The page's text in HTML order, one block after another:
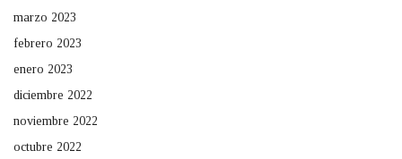
marzo 2023
febrero 2023
enero 2023
diciembre 2022
noviembre 2022
octubre 2022